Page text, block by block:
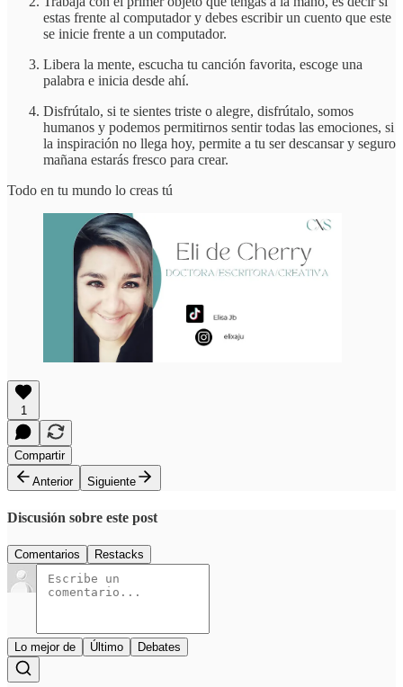
estas frente al computador y debes escribir un cuento que este
se inicie frente a un computador.
Libera la mente, escucha tu canción favorita, escoge una
palabra e inicia desde ahí.
Disfrútalo, si te sientes triste o alegre, disfrútalo, somos
humanos y podemos permitirnos sentir todas las emociones, si
la inspiración no llega hoy, permite a tu ser descansar y seguro
mañana estarás fresco para crear.
Todo en tu mundo lo creas tú
1
Compartir
Anterior
Siguiente
Discusión sobre este post
Comentarios Restacks
Lo mejor de Último Debates